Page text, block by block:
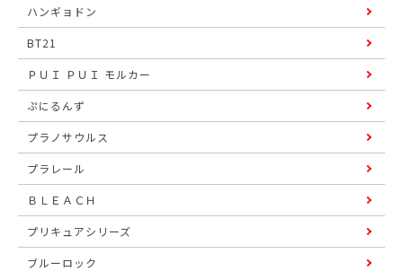
ハンギョドン
BT21
ＰＵＩ ＰＵＩ モルカー
ぷにるんず
プラノサウルス
プラレール
ＢＬＥＡＣＨ
プリキュアシリーズ
ブルーロック